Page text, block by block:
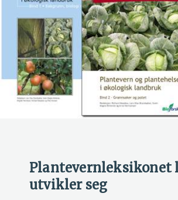
Plantevernleksikonet
utvikler seg